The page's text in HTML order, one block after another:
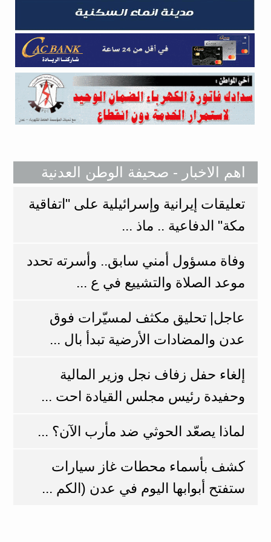
اهم الاخبار - صحيفة الوطن العدنية
تعليقات إيرانية وإسرائيلية على "اتفاقية
مكة" الدفاعية .. ماذ ...
وفاة مسؤول أمني سابق.. وأسرته تحدد
موعد الصلاة والتشييع في ع ...
عاجل| تحليق مكثف لمسيّرات فوق
عدن والمضادات الأرضية تبدأ بال ...
إلغاء حفل زفاف نجل وزير المالية
وحفيدة رئيس مجلس القيادة احت ...
لماذا يصعّد الحوثي ضد مأرب الآن؟ ...
كشف بأسماء محطات غاز سيارات
ستفتح أبوابها اليوم في عدن (الكم ...